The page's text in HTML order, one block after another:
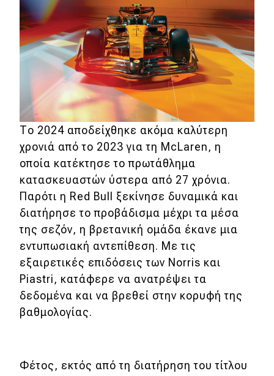
Το 2024 αποδείχθηκε ακόμα καλύτερη
χρονιά από το 2023 για τη McLaren, η
οποία κατέκτησε το πρωτάθλημα
κατασκευαστών ύστερα από 27 χρόνια.
Παρότι η Red Bull ξεκίνησε δυναμικά και
διατήρησε το προβάδισμα μέχρι τα μέσα
της σεζόν, η βρετανική ομάδα έκανε μια
εντυπωσιακή αντεπίθεση. Με τις
εξαιρετικές επιδόσεις των Norris και
Piastri, κατάφερε να ανατρέψει τα
δεδομένα και να βρεθεί στην κορυφή της
βαθμολογίας.
Φέτος, εκτός από τη διατήρηση του τίτλου